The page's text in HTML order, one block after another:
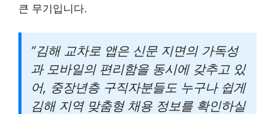
큰 무기입니다.
“김해 교차로 앱은 신문 지면의 가독성
과 모바일의 편리함을 동시에 갖추고 있
어, 중장년층 구직자분들도 누구나 쉽게
김해 지역 맞춤형 채용 정보를 확인하실